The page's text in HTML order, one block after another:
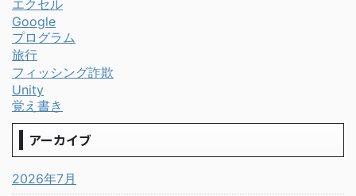
エクセル
Google
プログラム
旅行
フィッシング詐欺
Unity
覚え書き
アーカイブ
2026年7月